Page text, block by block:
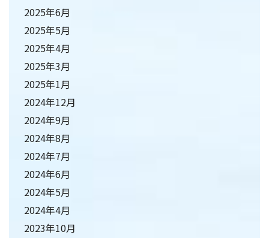
2025年6月
2025年5月
2025年4月
2025年3月
2025年1月
2024年12月
2024年9月
2024年8月
2024年7月
2024年6月
2024年5月
2024年4月
2023年10月